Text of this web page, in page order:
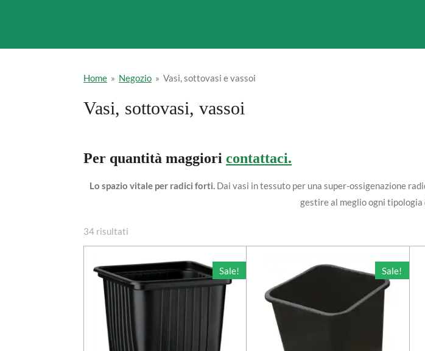
Home » Negozio » Vasi, sottovasi e vassoi
Vasi, sottovasi, vassoi
Per quantità maggiori contattaci.
Lo spazio vitale per radici forti. Dai vasi in tessuto per una super-ossigenazione
gestire al meglio ogni
34 risultati
Sale! Sale!